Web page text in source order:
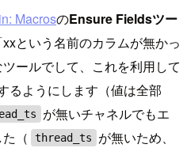
MacrosのEnsure Fieldsツー
という名前のカラムが無かっ
ールでして、これを利用して
るようにします（値は全部
が無いチャネルでもエ
（
thread_ts
が無いため、